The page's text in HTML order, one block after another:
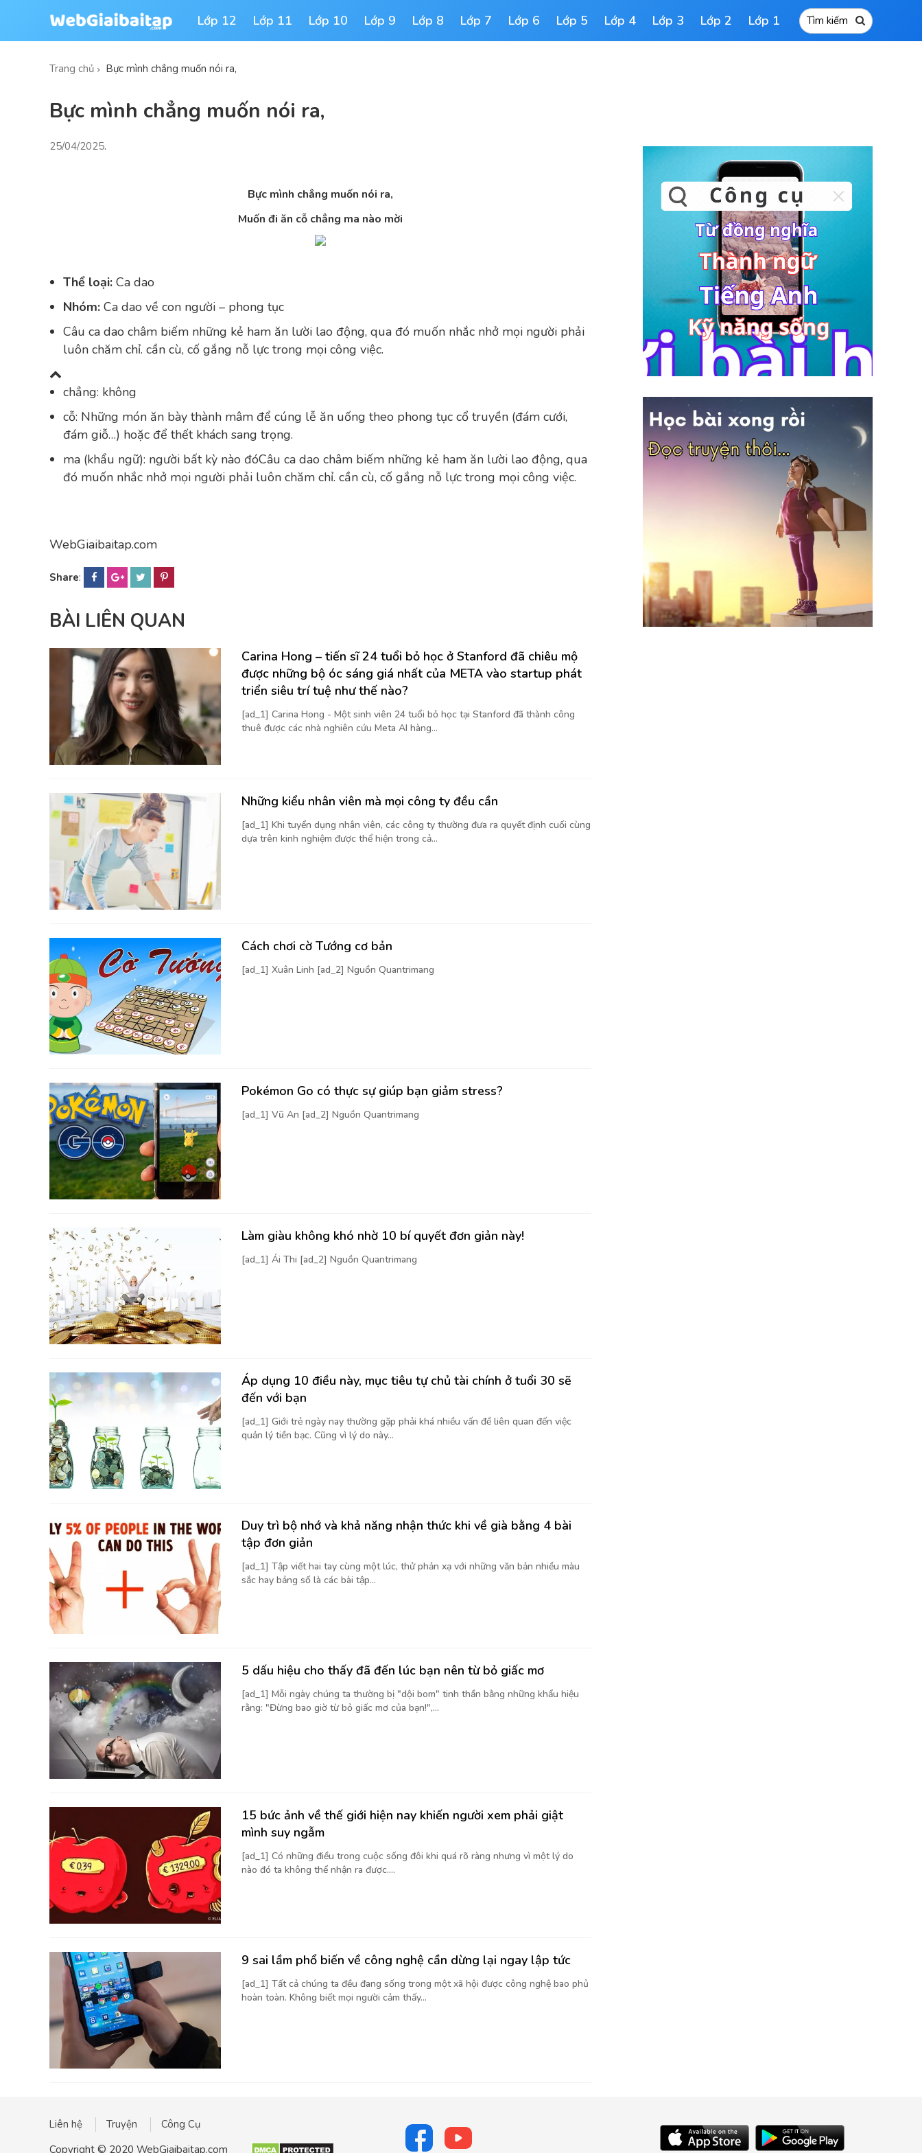
Lớp 12 Lớp 11 Lớp 10 Lớp 9 Lớp 8 Lớp 7 Lớp 6 Lớp 5 Lớp 4 Lớp 3 Lớp 2 Lớp 1
Trang chủ Bực mình chẳng muốn nói ra,
Bực mình chẳng muốn nói ra,
25/04/2025.
Bực mình chẳng muốn nói ra,
Muốn đi ăn cỗ chẳng ma nào mời
Thể loại: Ca dao
Nhóm: Ca dao về con người – phong tục
Câu ca dao châm biếm những kẻ ham ăn lười lao động, qua đó muốn nhắc nhở mọi người phải
luôn chăm chỉ. cần cù, cố gắng nỗ lực trong mọi công việc.
chẳng: không
cỗ: Những món ăn bày thành mâm để cúng lễ ăn uống theo phong tục cổ truyền (đám cưới,
đám giỗ…) hoặc để thết khách sang trọng.
ma (khẩu ngữ): người bất kỳ nào đóCâu ca dao châm biếm những kẻ ham ăn lười lao động, qua
đó muốn nhắc nhở mọi người phải luôn chăm chỉ. cần cù, cố gắng nỗ lực trong mọi công việc.
WebGiaibaitap.com
Share:
BÀI LIÊN QUAN
Carina Hong – tiến sĩ 24 tuổi bỏ học ở Stanford đã chiêu mộ
được những bộ óc sáng giá nhất của META vào startup phát
triển siêu trí tuệ như thế nào?
[ad_1] Carina Hong - Một sinh viên 24 tuổi bỏ học tại Stanford đã thành công
thuê được các nhà nghiên cứu Meta AI hàng...
Những kiểu nhân viên mà mọi công ty đều cần
[ad_1] Khi tuyển dụng nhân viên, các công ty thường đưa ra quyết định cuối cùng
dựa trên kinh nghiệm được thể hiện trong cả...
Cách chơi cờ Tướng cơ bản
[ad_1] Xuân Linh [ad_2] Nguồn Quantrimang
Pokémon Go có thực sự giúp bạn giảm stress?
[ad_1] Vũ An [ad_2] Nguồn Quantrimang
Làm giàu không khó nhờ 10 bí quyết đơn giản này!
[ad_1] Ái Thi [ad_2] Nguồn Quantrimang
Áp dụng 10 điều này, mục tiêu tự chủ tài chính ở tuổi 30 sẽ
đến với bạn
[ad_1] Giới trẻ ngày nay thường gặp phải khá nhiều vấn đề liên quan đến việc
quản lý tiền bạc. Cũng vì lý do này...
Duy trì bộ nhớ và khả năng nhận thức khi về già bằng 4 bài
tập đơn giản
[ad_1] Tập viết hai tay cùng một lúc, thử phản xạ với những văn bản nhiều màu
sắc hay bảng số là các bài tập...
5 dấu hiệu cho thấy đã đến lúc bạn nên từ bỏ giấc mơ
[ad_1] Mỗi ngày chúng ta thường bị "dội bom" tinh thần bằng những khẩu hiệu
rằng: "Đừng bao giờ từ bỏ giấc mơ của bạn!",...
15 bức ảnh về thế giới hiện nay khiến người xem phải giật
mình suy ngẫm
[ad_1] Có những điều trong cuộc sống đôi khi quá rõ ràng nhưng vì một lý do
nào đó ta không thể nhận ra được....
9 sai lầm phổ biến về công nghệ cần dừng lại ngay lập tức
[ad_1] Tất cả chúng ta đều đang sống trong một xã hội được công nghệ bao phủ
hoàn toàn. Không biết mọi người cảm thấy...
Liên hệ Truyện
Công Cụ
Copyright © 2020 WebGiaibaitap.com